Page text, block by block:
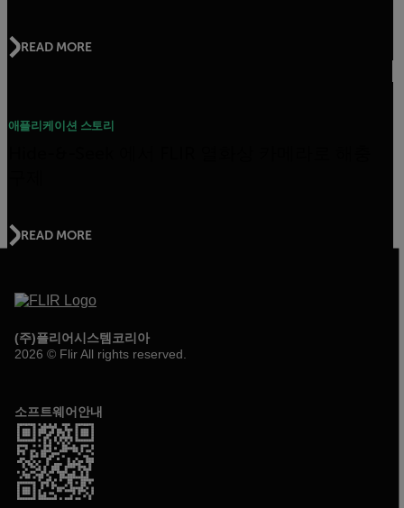
READ MORE
애플리케이션 스토리
READ MORE
(주)플리어시스템코리아
2026 © Flir All rights reserved.
소프트웨어안내